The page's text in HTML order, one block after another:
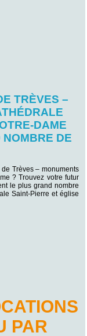
TRÈVES –
DAME
DE
Trèves – monuments
? Trouvez votre futur
le plus grand nombre
Saint-Pierre et église
PAR